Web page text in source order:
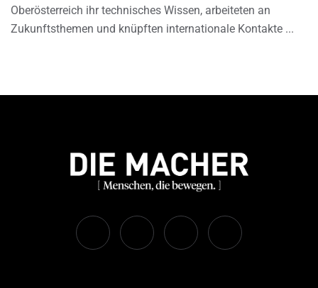
Oberösterreich ihr technisches Wissen, arbeiteten an
Zukunftsthemen und knüpften internationale Kontakte